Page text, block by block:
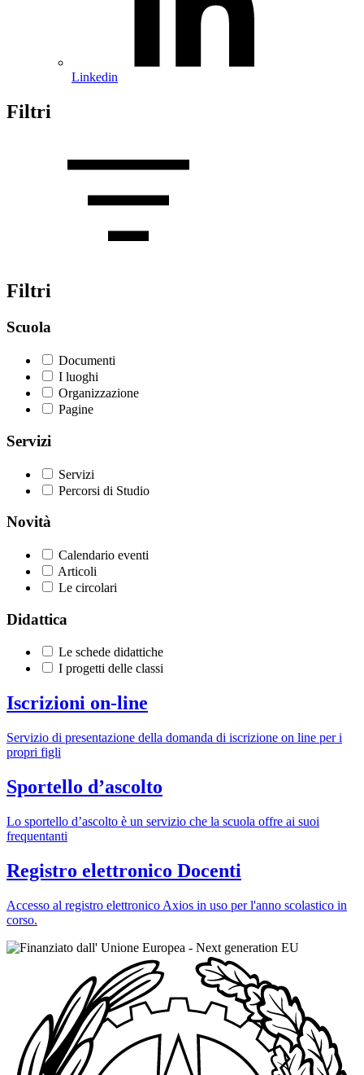
Linkedin
Filtri
Filtri
Scuola
Documenti
I luoghi
Organizzazione
Pagine
Servizi
Servizi
Percorsi di Studio
Novità
Calendario eventi
Articoli
Le circolari
Didattica
Le schede didattiche
I progetti delle classi
Iscrizioni on-line
Servizio di presentazione della domanda di iscrizione on line per i
propri figli
Sportello d’ascolto
Lo sportello d’ascolto è un servizio che la scuola offre ai suoi
frequentanti
Registro elettronico Docenti
Accesso al registro elettronico Axios in uso per l'anno scolastico in
corso.